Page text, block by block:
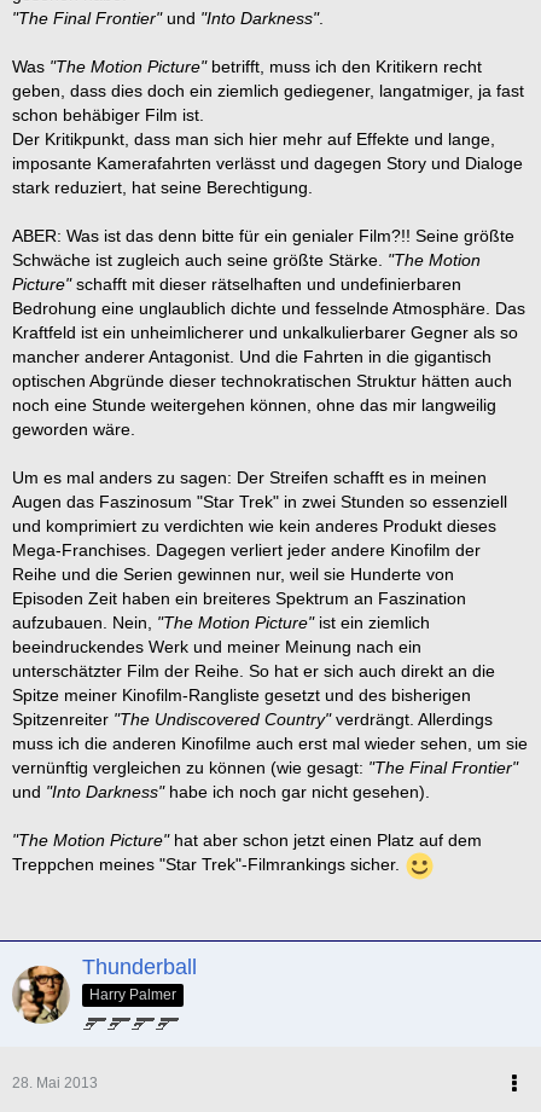
Aber ich kann mich gleichzeitig des Eindrucks nicht erwehren,
Warseigentlich doch besser liegen wird als Star Trek
. Seinen
zweiten
Star Trek -Film empfinde ich nach dem ersten
Begutachten nicht als kreative Steigerung zum ersten Werk -
etwas was meiner Meinung nach Regisseuren wie Meyer und
Nimoy, die sich übrigens nicht so herablassend über die
Arbeiten ihrer Vorgänger äußerten, mit ihren jeweils zweiten
sicher viele Khan-Fans nicht so sehen.
Wobei ich denke das der Hauptgrund warum
'Star Trek Into
Darkness'
mich beim ersten Schauen jetzt nicht vollkommen
überwältigt hat, gar nicht mal in erster Linie Abrams geschuldet
ist, sondern vielmehr den Drehbuchautoren, die man beim
letzten Werk schon kritisieren konnte und von denen ich mir
beim nächsten Mal bitte mehr Originalität und einen Tick mehr
Tiefgang wünsche.
Einspielergbnis von
Star Trek Into Darkness mit $84,1 Mio. in 4
Tagen
unter
dem des Vorgängers ($86,7 Mio. in 4 Tagen)
(Quelle:
BoxOfficeMojo
), was ich erstmal als überraschend
schlechtes Signal werte, das der eingeschlagenen Franchise-
Weg 'nur alle 4 Jahre ein Film und dafür ein Mega-Budget' nicht
wirklich mit einem so großen Erfolg gekrönt wird, wie das Studio
sich das wünscht. In Deutschland läuft der Film allerdings bisher
recht ordentlich - trotz dem unverschämten 3D-Zwang in vielen
Städten. Ich bin gespannt wie der Film sich weiterhin an der
Kasse schlägt, denn davon hängt nunmal wie so oft die Zukunft
der Serie ab...
Zum Schluß hier noch ein'Into Darkness'-Update meiner
2. The Original Series
3. Enterprise
4. Voyager
5. Deep Space Nine
Kinofilme
Camp Khitomer in The Undiscovered Country
Abram's ersten Film
End Sequence
1. Star Trek - The Next Generation (Final Episode: All Good
Things) - "And the sky's the limit."
straight on 'til morning."
3. The Voyage Home - "My friends... We've come home."
In vielem sind wir eine Meinung!
vierte Staffel)
Am Ende möchte ich es mir jedoch nicht nehmen lassen und
nenne nachfolgend meinen Lieblingscharakter im gesamten ST-
Universum:
Dr. Leonard McCoy alias DeForest Kelley (wie ich hörte und las,
wohl der gütigste Mensch, den es jemals auf Erden gab).
"The Final Frontier"und "Into Darkness".
Was "The Motion Picture"betrifft, muss ich den Kritikern recht
geben, dass dies doch ein ziemlich gediegener, langatmiger, ja fast
schon behäbiger Film ist.
Der Kritikpunkt, dass man sich hier mehr auf Effekte und lange,
imposante Kamerafahrten verlässt und dagegen Story und Dialoge
stark reduziert, hat seine Berechtigung.
ABER: Was ist das denn bitte für ein genialer Film?!! Seine größte
Schwäche ist zugleich auch seine größte Stärke. "The Motion
Picture"schafft mit dieser rätselhaften und undefinierbaren
Bedrohung eine unglaublich dichte und fesselnde Atmosphäre. Das
Kraftfeld ist ein unheimlicherer und unkalkulierbarer Gegner als so
mancher anderer Antagonist. Und die Fahrten in die gigantisch
optischen Abgründe dieser technokratischen Struktur hätten auch
noch eine Stunde weitergehen können, ohne das mir langweilig
geworden wäre.
Um es mal anders zu sagen: Der Streifen schafft es in meinen
Augen das Faszinosum "Star Trek" in zwei Stunden so essenziell
und komprimiert zu verdichten wie kein anderes Produkt dieses
Mega-Franchises. Dagegen verliert jeder andere Kinofilm der
Reihe und die Serien gewinnen nur, weil sie Hunderte von
Episoden Zeit haben ein breiteres Spektrum an Faszination
aufzubauen. Nein, "The Motion Picture"ist ein ziemlich
beeindruckendes Werk und meiner Meinung nach ein
unterschätzter Film der Reihe. So hat er sich auch direkt an die
Spitze meiner Kinofilm-Rangliste gesetzt und des bisherigen
Spitzenreiter "The Undiscovered Country"verdrängt. Allerdings
muss ich die anderen Kinofilme auch erst mal wieder sehen, um sie
vernünftig vergleichen zu können (wie gesagt: "The Final Frontier"
und "Into Darkness"habe ich noch gar nicht gesehen).
"The Motion Picture"hat aber schon jetzt einen Platz auf dem
Treppchen meines "Star Trek"-Filmrankings sicher.
Thunderball
Harry Palmer
28. Mai 2013